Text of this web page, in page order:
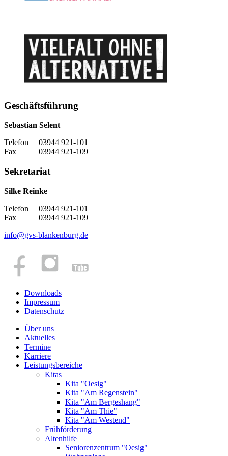
Geschäftsführung
Sebastian Selent
Telefon 03944 921-101
Fax 03944 921-109
Sekretariat
Silke Reinke
Telefon 03944 921-101
Fax 03944 921-109
info@gvs-blankenburg.de
Downloads
Impressum
Datenschutz
Über uns
Aktuelles
Termine
Karriere
Leistungsbereiche
Kitas
Kita "Oesig"
Kita "Am Regenstein"
Kita "Am Bergeshang"
Kita "Am Thie"
Kita "Am Westend"
Frühförderung
Altenhilfe
Seniorenzentrum "Oesig"